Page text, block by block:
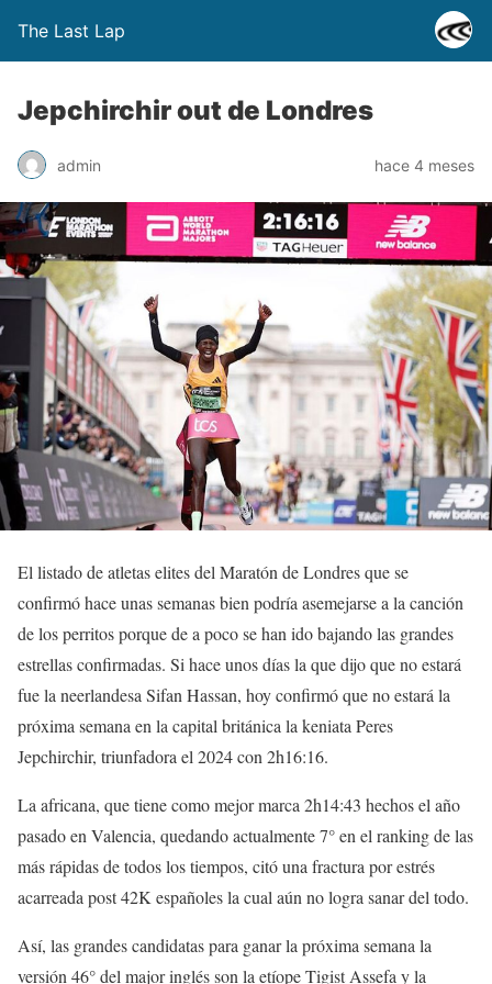
The Last Lap
Jepchirchir out de Londres
admin hace 4 meses
El listado de atletas elites del Maratón de Londres que se
confirmó hace unas semanas bien podría asemejarse a la canción
de los perritos porque de a poco se han ido bajando las grandes
estrellas confirmadas. Si hace unos días la que dijo que no estará
fue la neerlandesa Sifan Hassan, hoy confirmó que no estará la
próxima semana en la capital británica la keniata Peres
Jepchirchir, triunfadora el 2024 con 2h16:16.
La africana, que tiene como mejor marca 2h14:43 hechos el año
pasado en Valencia, quedando actualmente 7° en el ranking de las
más rápidas de todos los tiempos, citó una fractura por estrés
acarreada post 42K españoles la cual aún no logra sanar del todo.
Así, las grandes candidatas para ganar la próxima semana la
versión 46° del major inglés son la etíope Tigist Assefa y la